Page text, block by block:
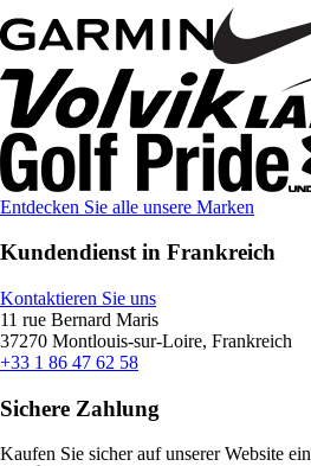
Entdecken Sie alle unsere Marken
Kundendienst in Frankreich
Kontaktieren Sie uns
11 rue Bernard Maris
37270 Montlouis-sur-Loire, Frankreich
+33 1 86 47 62 58
Sichere Zahlung
Kaufen Sie sicher auf unserer Website ein